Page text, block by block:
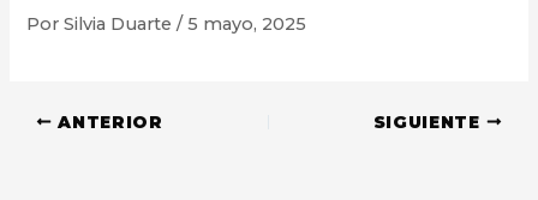
PorSilvia Duarte/5 mayo, 2025
ANTERIOR SIGUIENTE